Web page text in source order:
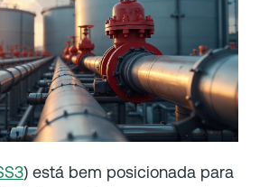
) está bem posicionada para